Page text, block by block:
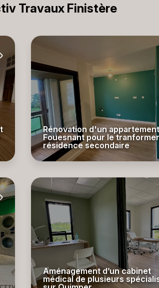
Travaux Finistère
Rénovation d'un
Fouesnant pour le
résidence secondaire
Aménagement d’un cabinet
médical de plusieurs